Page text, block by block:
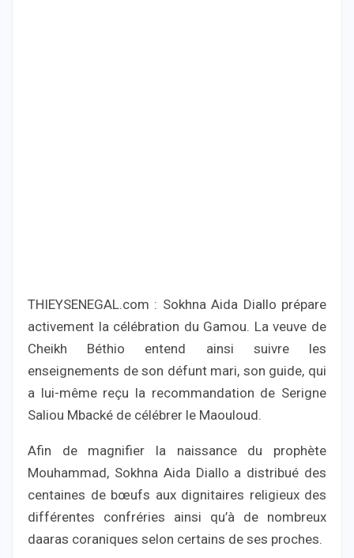
THIEYSENEGAL.com : Sokhna Aida Diallo prépare
activement la célébration du Gamou. La veuve de
Cheikh Béthio entend ainsi suivre les
enseignements de son défunt mari, son guide, qui
a lui-même reçu la recommandation de Serigne
Saliou Mbacké de célébrer le Maouloud.
Afin de magnifier la naissance du prophète
Mouhammad, Sokhna Aida Diallo a distribué des
centaines de bœufs aux dignitaires religieux des
différentes confréries ainsi qu’à de nombreux
daaras coraniques selon certains de ses proches.